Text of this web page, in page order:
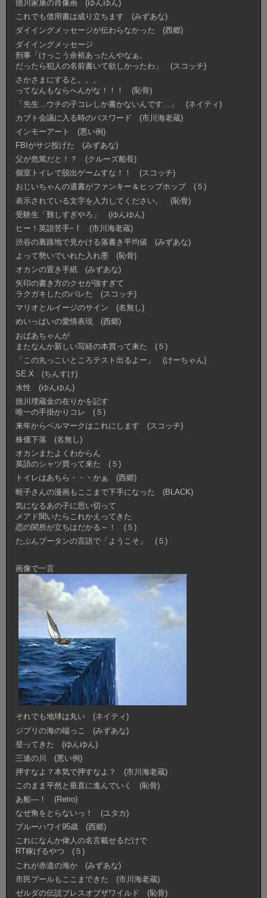
徳川家康の肖像画 (ゆんゆん)
これでも借用書は成り立ちます (みずあな)
ダイイングメッセージが伝わらなかった (西郷)
ダイイングメッセージ
刑事「けっこう余裕あったんやなぁ。
だったら犯人の名前書いて欲しかったわ」 (スコッチ)
さかさまにすると。。。
ってなんもならへんがな！！！ (恥骨)
「先生…ウチの子コレしか書かないんです…」 (ネイティ)
カブト会議に入る時のパスワード (市川海老蔵)
インモーアート (悪い例)
FBIがサジ投げた (みずあな)
父が危篤だと！？ (クルーズ船長)
個室トイレで脱出ゲームすな！！ (スコッチ)
おじいちゃんの遺書がファンキー＆ヒップホップ (５)
表示されている文字を入力してください。 (恥骨)
受験生「難しすぎやろ」 (ゆんゆん)
ヒー！英語苦手ｰ！ (市川海老蔵)
渋谷の裏路地で見かける落書き平均値 (みずあな)
よって勢いでいれた入れ墨 (恥骨)
オカンの置き手紙 (みずあな)
矢印の書き方のクセが強すぎて
ラクガキしたのバレた (スコッチ)
マリオとルイージのサイン (名無し)
めいっぱいの愛情表現 (西郷)
おばあちゃんが
またなんか新しい写経の本買って来た (５)
「この丸っこいところテスト出るよー」 (けーちゃん)
SE.X (ちんすけ)
水性 (ゆんゆん)
徳川埋蔵金の在りかを記す
唯一の手掛かりコレ (５)
来年からベルマークはこれにします (スコッチ)
株価下落 (名無し)
オカンまたよくわからん
英語のシャツ買って来た (５)
トイレはあちら・・・かぁ (西郷)
蛭子さんの漫画もここまで下手になった (BLACK)
気になるあの子に思い切って
メアド聞いたらこれかえってきた
恋の関所が立ちはだかる～！ (５)
たぶんブータンの言語で「ようこそ」 (５)
画像で一言
それでも地球は丸い (ネイティ)
ジブリの海の端っこ (みずあな)
登ってきた (ゆんゆん)
三途の川 (悪い例)
押すなよ？本気で押すなよ？ (市川海老蔵)
このまま平然と垂直に進んでいく (恥骨)
あ船―！ (Retro)
なぜ角をとらないっ！ (ユタカ)
ブルーハワイ95歳 (西郷)
これになんか偉人の名言載せるだけで
RT稼げるやつ (５)
これが赤道の海か (みずあな)
市民プールもここまできた (市川海老蔵)
ゼルダの伝説ブレスオブザワイルド (恥骨)